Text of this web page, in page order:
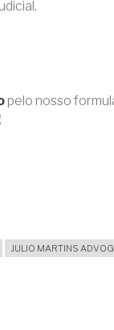
pelo nosso
JULIO MARTINS